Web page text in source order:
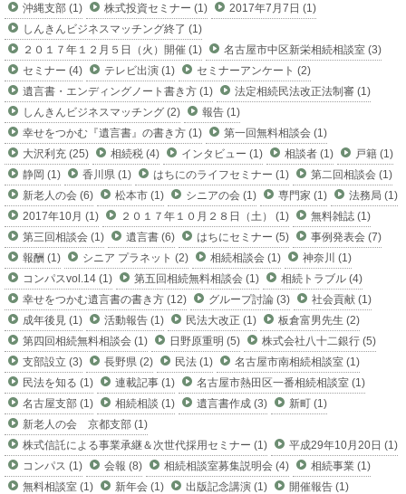
沖縄支部 (1)
株式投資セミナー (1)
2017年7月7日 (1)
しんきんビジネスマッチング終了 (1)
２０１７年１２月５日（火）開催 (1)
名古屋市中区新栄相続相談室 (3)
セミナー (4)
テレビ出演 (1)
セミナーアンケート (2)
遺言書・エンディングノート書き方 (1)
法定相続民法改正法制審 (1)
しんきんビジネスマッチング (2)
報告 (1)
幸せをつかむ『遺言書』の書き方 (1)
第一回無料相談会 (1)
大沢利充 (25)
相続税 (4) インタビュー (1) 相談者 (1)
戸籍 (1)
静岡 (1)
香川県 (1) はちにのライフセミナー (1)
第二回相談会 (1)
新老人の会 (6)
松本市 (1) シニアの会 (1) 専門家 (1)
法務局 (1)
2017年10月 (1)
２０１７年１０月２８日（土） (1)
無料雑誌 (1)
第三回相談会 (1)
遺言書 (6) はちにセミナー (5)
事例発表会 (7)
報酬 (1)
シニア プラネット (2) 相続相談会 (1)
神奈川 (1)
コンパスvol.14 (1)
第五回相続無料相談会 (1)
相続トラブル (4)
幸せをつかむ遺言書の書き方 (12)
グループ討論 (3)
社会貢献 (1)
成年後見 (1)
活動報告 (1) 民法大改正 (1)
板倉富男先生 (2)
第四回相続無料相談会 (1)
日野原重明 (5)
株式会社八十二銀行 (5)
支部設立 (3)
長野県 (2) 民法 (1)
名古屋市南相続相談室 (1)
民法を知る (1)
連載記事 (1)
名古屋市熱田区一番相続相談室 (1)
名古屋支部 (1)
相続相談 (1) 遺言書作成 (3)
新町 (1)
新老人の会 京都支部 (1)
株式信託による事業承継＆次世代採用セミナー (1)
平成29年10月20日 (1)
コンパス (1)
会報 (8) 相続相談室募集説明会 (4)
相続事業 (1)
無料相談室 (1)
新年会 (1) 出版記念講演 (1)
開催報告 (1)